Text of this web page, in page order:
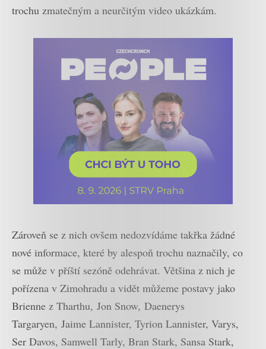
trochu zmatečným a neurčitým video ukázkám.
Zároveň se z nich ovšem nedozvídáme takřka žádné
nové informace, které by alespoň trochu naznačily, co
se může v příští sezóně odehrávat. Většina z nich je
pořízena v Zimohradu a vidět můžeme postavy jako
Brienne z Tharthu, Jon Snow, Daenerys
Targaryen, Jaime Lannister, Tyrion Lannister, Varys,
Ser Davos, Samwell Tarly, Bran Stark, Sansa Stark,